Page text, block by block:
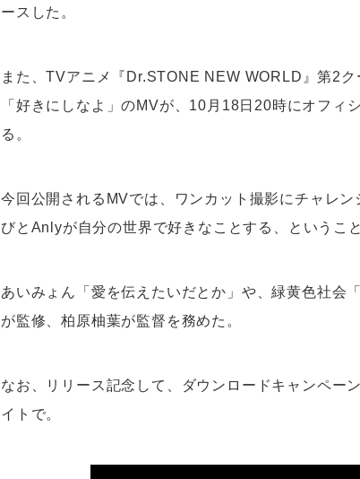
ースした。
また、TVアニメ『Dr.STONE NEW WORLD』第2
「好きにしなよ」のMVが、10月18日20時にオフィ
る。
今回公開されるMVでは、ワンカット撮影にチャレ
びとAnlyが自分の世界で好きなことする、というこ
あいみょん「愛を伝えたいだとか」や、緑黄色社会
が監修、柏原柚葉が監督を務めた。
なお、リリース記念して、ダウンロードキャンペー
イトで。